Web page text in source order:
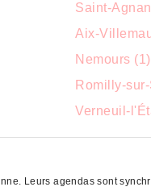
Saint-
Aix-
Nemours (1)
Romilly-
Verneuil-
Leurs agendas sont